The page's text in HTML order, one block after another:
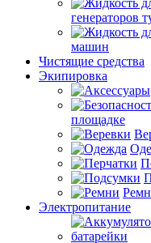
генераторов
машин
Чистящие средства
Экипировка
площадке
Электропитание